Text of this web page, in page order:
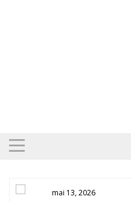
mai 13, 2026